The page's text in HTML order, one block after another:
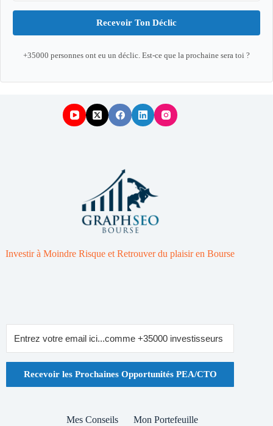
Recevoir Ton Déclic
+35000 personnes ont eu un déclic. Est-ce que la prochaine sera toi ?
Investir à Moindre Risque et Retrouver du plaisir en Bourse
Recevoir les Prochaines Opportunités PEA/CTO
Mes Conseils
Mon Portefeuille